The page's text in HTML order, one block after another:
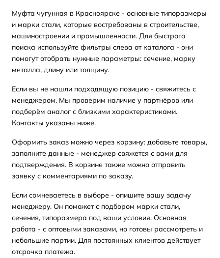
Муфта чугунная в Красноярске - основные типоразмеры
и марки стали, которые востребованы в строительстве,
машиностроении и промышленности. Для быстрого
поиска используйте фильтры слева от каталога - они
помогут отобрать нужные параметры: сечение, марку
металла, длину или толщину.
Если вы не нашли подходящую позицию - свяжитесь с
менеджером. Мы проверим наличие у партнёров или
подберём аналог с близкими характеристиками.
Контакты указаны ниже.
Оформить заказ можно через корзину: добавьте товары,
заполните данные - менеджер свяжется с вами для
подтверждения. В корзине также можно отправить
заявку с комментариями по заказу.
Если сомневаетесь в выборе - опишите вашу задачу
менеджеру. Он поможет с подбором марки стали,
сечения, типоразмера под ваши условия. Основная
работа - с оптовыми заказами, но готовы рассмотреть и
небольшие партии. Для постоянных клиентов действует
отсрочка платежа.